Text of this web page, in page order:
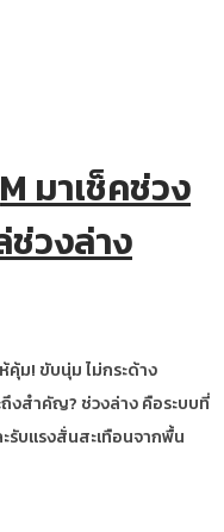
มาเช็คช่วง
ช่วงล่าง
คุ้ม! ขับนุ่ม ไม่กระด้าง
งสำคัญ? ช่วงล่าง คือระบบที่
รับแรงสั่นสะเทือนจากพื้น